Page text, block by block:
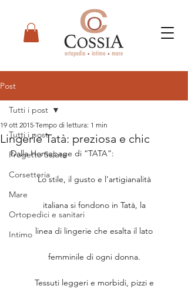
Post
Tutti i post
Progetto Salute
Corsetteria
Mare
Ortopedici e sanitari
Intimo
Tutti i post
Lingerie Tatà: preziosa e chic
19 ott 2015 Tempo di lettura: 1 min
Dalla Homepage di “TATA”:
Lo stile, il gusto e l’artigianalità
italiana si fondono in Tatà, la
linea di lingerie che esalta il lato
femminile di ogni donna.
Tessuti leggeri e morbidi, pizzi e